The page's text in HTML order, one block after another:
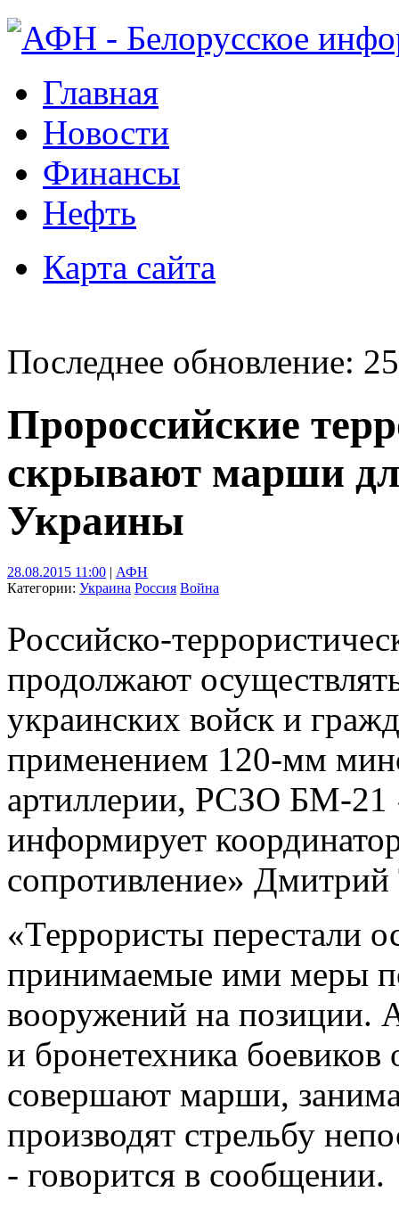
Главная
Новости
Финансы
Нефть
Карта сайта
Последнее обновление:
Пророссийские
скрывают марши
Украины
28.08.2015 11:00 | АФН
Категории: Украина Россия Война
Российско-
продолжают
украинских войск и
применением 120-мм
артиллерии, РСЗО БМ-21
информирует
сопротивление»
«Террористы перестали
принимаемые ими меры
вооружений на позиции.
и бронетехника
совершают марши,
производят стрельбу
- говорится в сообщении.